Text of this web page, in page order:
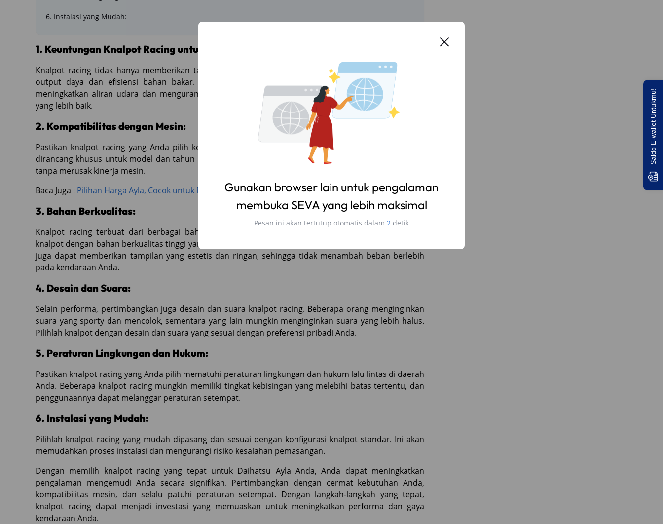
Gunakan browser lain untuk pengalaman
membuka SEVA yang lebih maksimal
Pesan ini akan tertutup otomatis dalam 1 detik
6. Instalasi yang Mudah:
1. Keuntungan Knalpot Racing untuk Daihatsu Ayla:
Knalpot racing tidak hanya memberikan tampilan yang lebih sporty, tetapi juga dapat meningkatkan
output daya dan efisiensi bahan bakar. Dengan desain yang dioptimalkan, knalpot racing dapat
meningkatkan aliran udara dan mengurangi hambatan, menghasilkan suara yang sporty dan tenaga
yang lebih baik.
2. Kompatibilitas dengan Mesin:
Pastikan knalpot racing yang Anda pilih kompatibel dengan mesin Daihatsu Ayla Anda. Pilihlah yang
dirancang khusus untuk model dan tahun produksi mobil Anda, agar mendapatkan hasil yang optimal
tanpa merusak kinerja mesin.
Baca Juga : Pilihan Harga Ayla, Cocok untuk Mengemudi di Perkotaan
3. Bahan Berkualitas:
Knalpot racing terbuat dari berbagai bahan, seperti stainless steel, titanium, atau karbon. Pilihlah
knalpot dengan bahan berkualitas tinggi yang tahan terhadap panas dan korosi. Bahan yang berkualitas
juga dapat memberikan tampilan yang estetis dan ringan, sehingga tidak menambah beban berlebih
pada kendaraan Anda.
4. Desain dan Suara:
Selain performa, pertimbangkan juga desain dan suara knalpot racing. Beberapa orang menginginkan
suara yang sporty dan mencolok, sementara yang lain mungkin menginginkan suara yang lebih halus.
Pilihlah knalpot dengan desain dan suara yang sesuai dengan preferensi pribadi Anda.
5. Peraturan Lingkungan dan Hukum:
Pastikan knalpot racing yang Anda pilih mematuhi peraturan lingkungan dan hukum lalu lintas di daerah
Anda. Beberapa knalpot racing mungkin memiliki tingkat kebisingan yang melebihi batas tertentu, dan
penggunaannya dapat melanggar peraturan setempat.
6. Instalasi yang Mudah:
Pilihlah knalpot racing yang mudah dipasang dan sesuai dengan konfigurasi knalpot standar. Ini akan
memudahkan proses instalasi dan mengurangi risiko kesalahan pemasangan.
Dengan memilih knalpot racing yang tepat untuk Daihatsu Ayla Anda, Anda dapat meningkatkan
pengalaman mengemudi Anda secara signifikan. Pertimbangkan dengan cermat kebutuhan Anda,
kompatibilitas mesin, dan selalu patuhi peraturan setempat. Dengan langkah-langkah yang tepat,
knalpot racing dapat menjadi investasi yang memuaskan untuk meningkatkan performa dan gaya
kendaraan Anda.
Saldo E-wallet Untukmu!